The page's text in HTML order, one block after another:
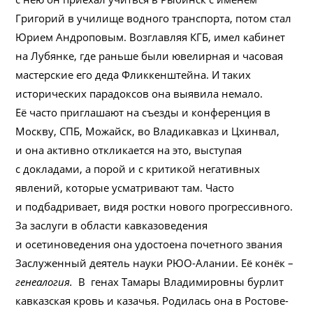
Григорий в училище водного транспорта, потом стал
Юрием Андроповым. Возглавляя КГБ, имел кабинет
на Лубянке, где раньше были ювелирная и часовая
мастерские его деда Фликкенштейна. И таких
исторических парадоксов она выявила немало.
Её часто приглашают на съезды и конференция в
Москву, СПБ, Можайск, во Владикавказ и Цхинвал,
и она активно откликается на это, выступая
с докладами, а порой и с критикой негативных
явлений, которые усматривают там. Часто
и подбадривает, видя ростки нового прогрессивного.
За заслуги в области кавказоведения
и осетиноведения она удостоена почетного звания
Заслуженный деятель науки РЮО-Алании. Её конёк –
генеалогия. В генах Тамары Владимировны бурлит
кавказская кровь и казачья. Родилась она в Ростове-